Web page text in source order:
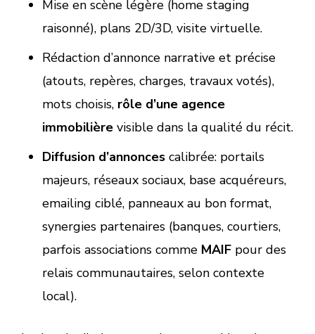
Mise en scène légère (home staging
raisonné), plans 2D/3D, visite virtuelle.
Rédaction d’annonce narrative et précise
(atouts, repères, charges, travaux votés),
mots choisis, rôle d’une agence
immobilièrevisible dans la qualité du récit.
Diffusion d’annoncescalibrée: portails
majeurs, réseaux sociaux, base acquéreurs,
emailing ciblé, panneaux au bon format,
synergies partenaires (banques, courtiers,
parfois associations comme MAIFpour des
relais communautaires, selon contexte
local).